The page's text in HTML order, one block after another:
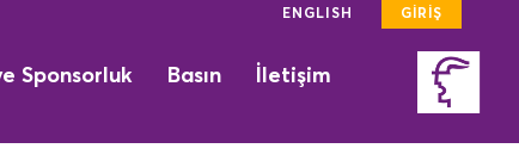
ENGLISH GİRİŞ
Sponsorluk Basın İletişim